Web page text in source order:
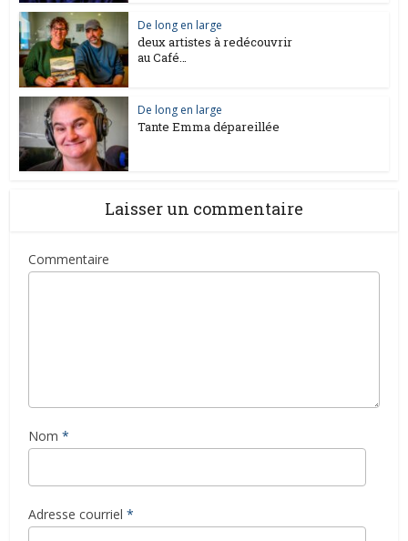
De long en large
deux artistes à redécouvrir
au Café…
De long en large
Tante Emma dépareillée
Laisser un commentaire
Commentaire
Nom *
Adresse courriel *